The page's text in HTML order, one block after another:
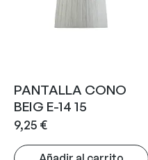
PANTALLA CONO
BEIG E-14 15
9,25 €